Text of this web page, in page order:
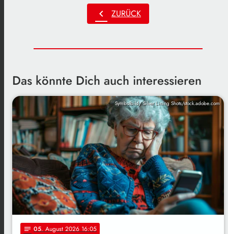
chevron_left ZURÜCK
Das könnte Dich auch interessieren
Symbolbild/ Silver Lining Shots/stock.adobe.com
notes 05. August 2026 16:05